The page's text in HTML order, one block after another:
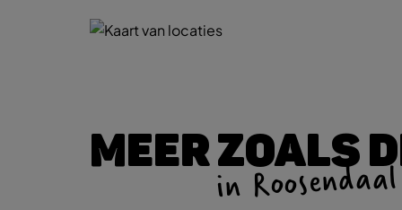
MEER ZOALS
in Roosendaal